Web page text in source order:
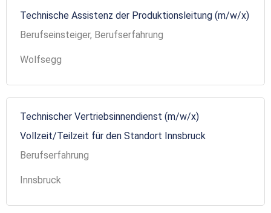
Technische Assistenz der Produktionsleitung (m/w/x)
Berufseinsteiger, Berufserfahrung
Wolfsegg
Technischer Vertriebsinnendienst (m/w/x)
Vollzeit/Teilzeit für den Standort Innsbruck
Berufserfahrung
Innsbruck